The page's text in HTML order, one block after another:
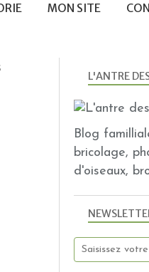
MON SITE
L'ANTRE
Blog
bricolage,
d'oiseaux,